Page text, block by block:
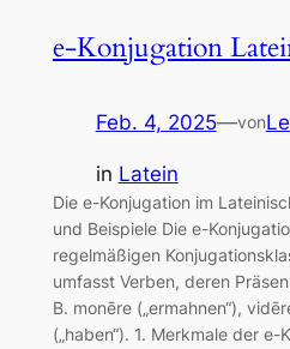
e-Konjugation
Feb. 4, 2025—von
in Latein
Die e-Konjugation im
und Beispiele Die e-
regelmäßigen
umfasst Verben, deren
B. monēre („ermahnen“),
(„haben“). 1. Merkmale der